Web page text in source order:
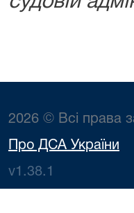
2026 © Всі права
Про ДСА України
v1.38.1